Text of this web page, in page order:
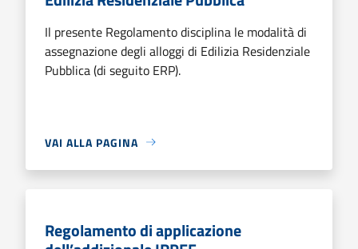
Il presente Regolamento disciplina le modalità di
assegnazione degli alloggi di Edilizia Residenziale
Pubblica (di seguito ERP).
VAI ALLA PAGINA
Regolamento di applicazione